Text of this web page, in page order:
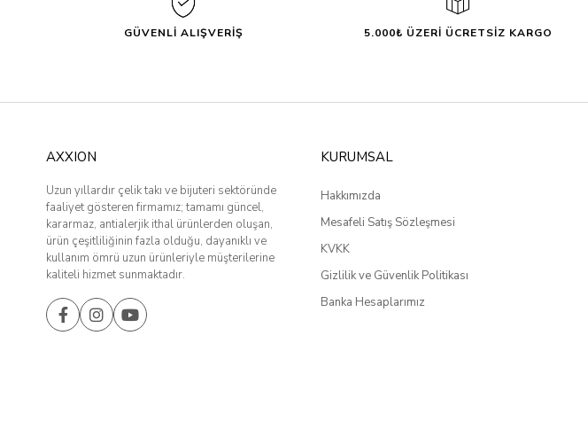
GÜVENLİ ALIŞVERİŞ 5.000₺ ÜZERİ ÜCRETSİZ KARGO
AXXION
Uzun yıllardır çelik takı ve bijuteri sektöründe
faaliyet gösteren firmamız; tamamı güncel,
kararmaz, antialerjik ithal ürünlerden oluşan,
ürün çeşitliliğinin fazla olduğu, dayanıklı ve
kullanım ömrü uzun ürünleriyle müşterilerine
kaliteli hizmet sunmaktadır.
KURUMSAL
Hakkımızda
Mesafeli Satış Sözleşmesi
KVKK
Gizlilik ve Güvenlik Politikası
Banka Hesaplarımız